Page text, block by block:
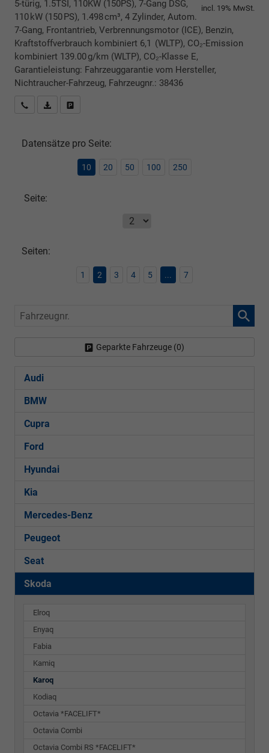
incl. 19% MwSt.
5-türig, 1.5TSI, 110KW (150PS), 7-Gang DSG,
110 kW (150 PS), 1.498 cm³, 4 Zylinder, Autom.
7-Gang, Frontantrieb, Verbrennungsmotor (ICE), Benzin,
Kraftstoffverbrauch kombiniert 6,1 (WLTP), CO₂-Emission
kombiniert 139.00 g/km (WLTP), CO₂-Klasse E,
Garantieleistung: Fahrzeuggarantie vom Hersteller,
Nichtraucher-Fahrzeug, Fahrzeugnr.: 38436
Rückrufbitte absenden
PDF-Datei, Fahrzeugexposé drucken
Datensätze pro Seite:
10 20 50 100 250
Seite:
Seiten:
1 2 3 4 5 ... 7
Fahrzeugnr.
Geparkte Fahrzeuge (0)
Audi
BMW
Cupra
Ford
Hyundai
Kia
Mercedes-Benz
Peugeot
Seat
Skoda
Elroq
Enyaq
Fabia
Kamiq
Karoq
Kodiaq
Octavia *FACELIFT*
Octavia Combi
Octavia Combi RS *FACELIFT*